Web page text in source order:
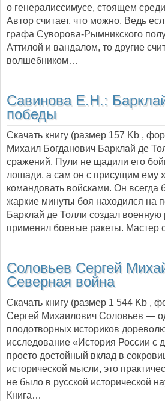
о генералиссимусе, стоящем
Автор считает, что можно. Ведь
графа Суворова-Рымникского
Аттилой и вандалом, то другие
волшебником…
Савинова Е.Н.:
победы
Скачать книгу (размер 157 Kb ,
Михаил Богданович Барклай де
сражений. Пули не щадили его
лошади, а сам он с присущим ему
командовать войсками. Он
жаркие минуты боя находился на
Барклай де Толли создал
применял боевые ракеты. Мастер
Соловьев Сергей
Северная война
Скачать книгу (размер 1 544 Kb ,
Сергей Михаилович Соловьев —
плодотворных историков
исследование «История России
просто достойный вклад в
исторической мысли, это
не было в русской исторической
Книга…